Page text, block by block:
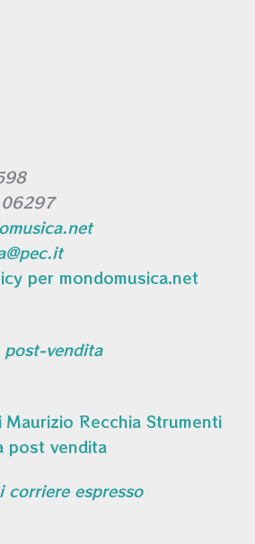
per mondomusica.net
post-vendita
corriere espresso